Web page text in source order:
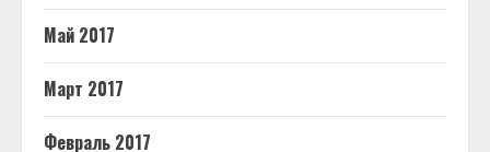
Май 2017
Март 2017
Февраль 2017